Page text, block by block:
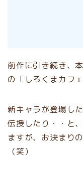
前作に引き続き、
の「しろくまカフェ
新キャラが登場し
伝授したり・・と
ますが、お決まり
（笑）